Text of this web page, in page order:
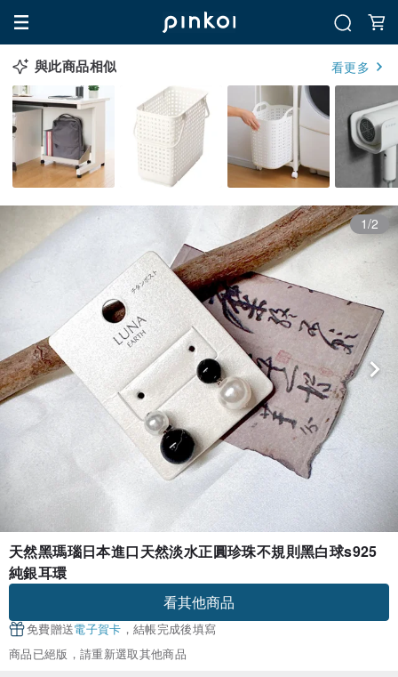
與此商品相似 看更多
1/2
天然黑瑪瑙日本進口天然淡水正圓珍珠不規則黑白球s925
純銀耳環
看其他商品
免費贈送電子賀卡 ，結帳完成後填寫
商品已絕版，請重新選取其他商品